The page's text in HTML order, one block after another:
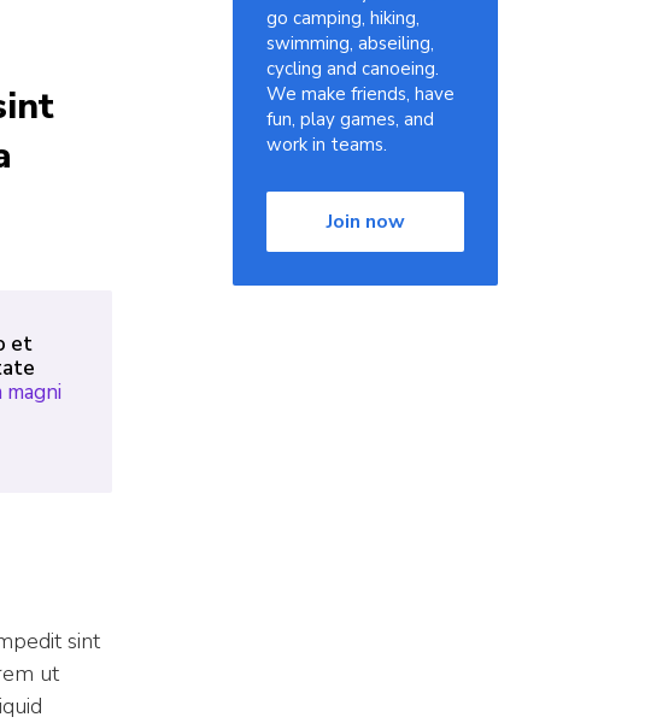
et
sint
ut
go camping, hiking,
swimming, abseiling,
cycling and canoeing.
We make friends, have
fun, play games, and
work in teams.
Join now